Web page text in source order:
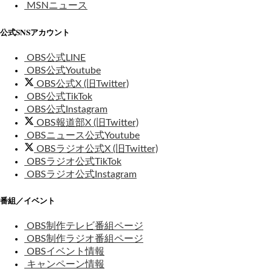
MSNニュース
公式SNSアカウント
OBS公式LINE
OBS公式Youtube
OBS公式X (旧Twitter)
OBS公式TikTok
OBS公式Instagram
OBS報道部X (旧Twitter)
OBSニュース公式Youtube
OBSラジオ公式X (旧Twitter)
OBSラジオ公式TikTok
OBSラジオ公式Instagram
番組／イベント
OBS制作テレビ番組ページ
OBS制作ラジオ番組ページ
OBSイベント情報
キャンペーン情報